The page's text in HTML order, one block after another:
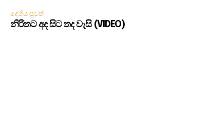
දේශීය පුවත්
නිරිතට අද සිට තද වැසි (VIDEO)